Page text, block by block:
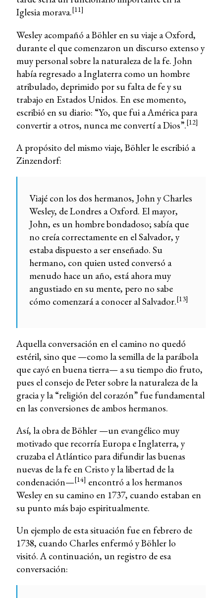
Iglesia morava.[11]
Wesley acompañó a Böhler en su viaje a Oxford,
durante el que comenzaron un discurso extenso y
muy personal sobre la naturaleza de la fe. John
había regresado a Inglaterra como un hombre
atribulado, deprimido por su falta de fe y su
trabajo en Estados Unidos. En ese momento,
escribió en su diario: “Yo, que fui a América para
convertir a otros, nunca me convertí a Dios”.[12]
A propósito del mismo viaje, Böhler le escribió a
Zinzendorf:
Viajé con los dos hermanos, John y Charles
Wesley, de Londres a Oxford. El mayor,
John, es un hombre bondadoso; sabía que
no creía correctamente en el Salvador, y
estaba dispuesto a ser enseñado. Su
hermano, con quien usted conversó a
menudo hace un año, está ahora muy
angustiado en su mente, pero no sabe
cómo comenzará a conocer al Salvador.[13]
Aquella conversación en el camino no quedó
estéril, sino que —como la semilla de la parábola
que cayó en buena tierra— a su tiempo dio fruto,
pues el consejo de Peter sobre la naturaleza de la
gracia y la “religión del corazón” fue fundamental
en las conversiones de ambos hermanos.
Así, la obra de Böhler —un evangélico muy
motivado que recorría Europa e Inglaterra, y
cruzaba el Atlántico para difundir las buenas
nuevas de la fe en Cristo y la libertad de la
condenación—[14] encontró a los hermanos
Wesley en su camino en 1737, cuando estaban en
su punto más bajo espiritualmente.
Un ejemplo de esta situación fue en febrero de
1738, cuando Charles enfermó y Böhler lo
visitó. A continuación, un registro de esa
conversación: